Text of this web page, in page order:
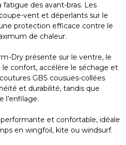
des avant-bras. Les
vent et déperlants sur le
protection efficace contre le
de chaleur.
Dry présente sur le ventre, le
le confort, accélère le séchage et
GBS cousues-collées
et durabilité, tandis que
l’enfilage.
et confortable, idéale
en wingfoil, kite ou windsurf.